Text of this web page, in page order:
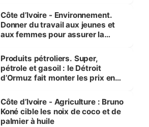
Côte d’Ivoire - Environnement.
Donner du travail aux jeunes et
aux femmes pour assurer la
menacées
Produits pétroliers. Super,
pétrole et gasoil : le Détroit
d’Ormuz fait monter les prix en
Côte d’Ivoire - Agriculture : Bruno
Koné cible les noix de coco et de
palmier à huile